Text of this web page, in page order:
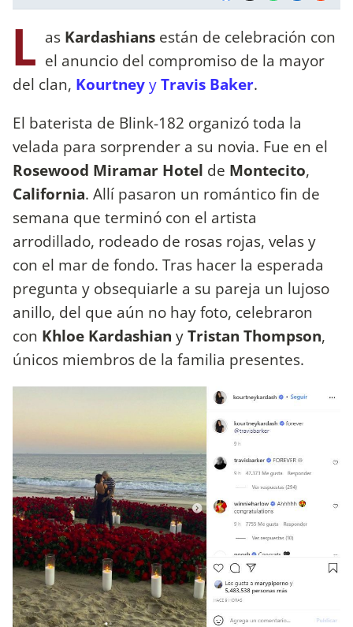
L as Kardashians están de celebración con
el anuncio del compromiso de la mayor
del clan, KourtneyyTravis Baker.
El baterista de Blink-182 organizó toda la
velada para sorprender a su novia. Fue en el
Rosewood Miramar Hotel de Montecito,
California. Allí pasaron un romántico fin de
semana que terminó con el artista
arrodillado, rodeado de rosas rojas, velas y
con el mar de fondo. Tras hacer la esperada
pregunta y obsequiarle a su pareja un lujoso
anillo, del que aún no hay foto, celebraron
con Khloe Kardashian yTristan Thompson,
únicos miembros de la familia presentes.